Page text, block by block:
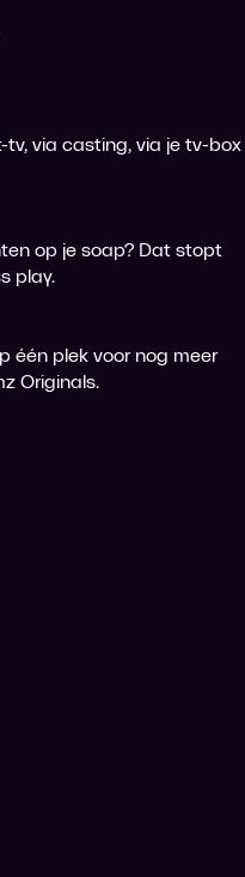
via casting, via je tv-box
op je soap? Dat stopt
play.
één plek voor nog meer
Originals.